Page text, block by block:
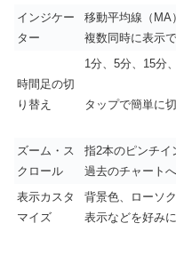
インジケー
ター
移動平均線（MA
複数同時に表示
時間足の切
り替え
1分、5分、15分
タップで簡単に
ズーム・ス
クロール
指2本のピンチイ
過去のチャート
表示カスタ
マイズ
背景色、ローソ
表示などを好み